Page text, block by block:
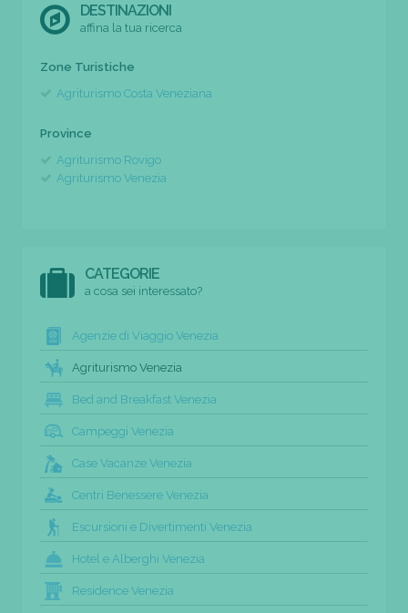
DESTINAZIONI
affina la tua ricerca
Zone Turistiche
Agriturismo Costa Veneziana
Province
Agriturismo Rovigo
Agriturismo Venezia
CATEGORIE
a cosa sei interessato?
Agenzie di Viaggio Venezia
Agriturismo Venezia
Bed and Breakfast Venezia
Campeggi Venezia
Case Vacanze Venezia
Centri Benessere Venezia
Escursioni e Divertimenti Venezia
Hotel e Alberghi Venezia
Residence Venezia